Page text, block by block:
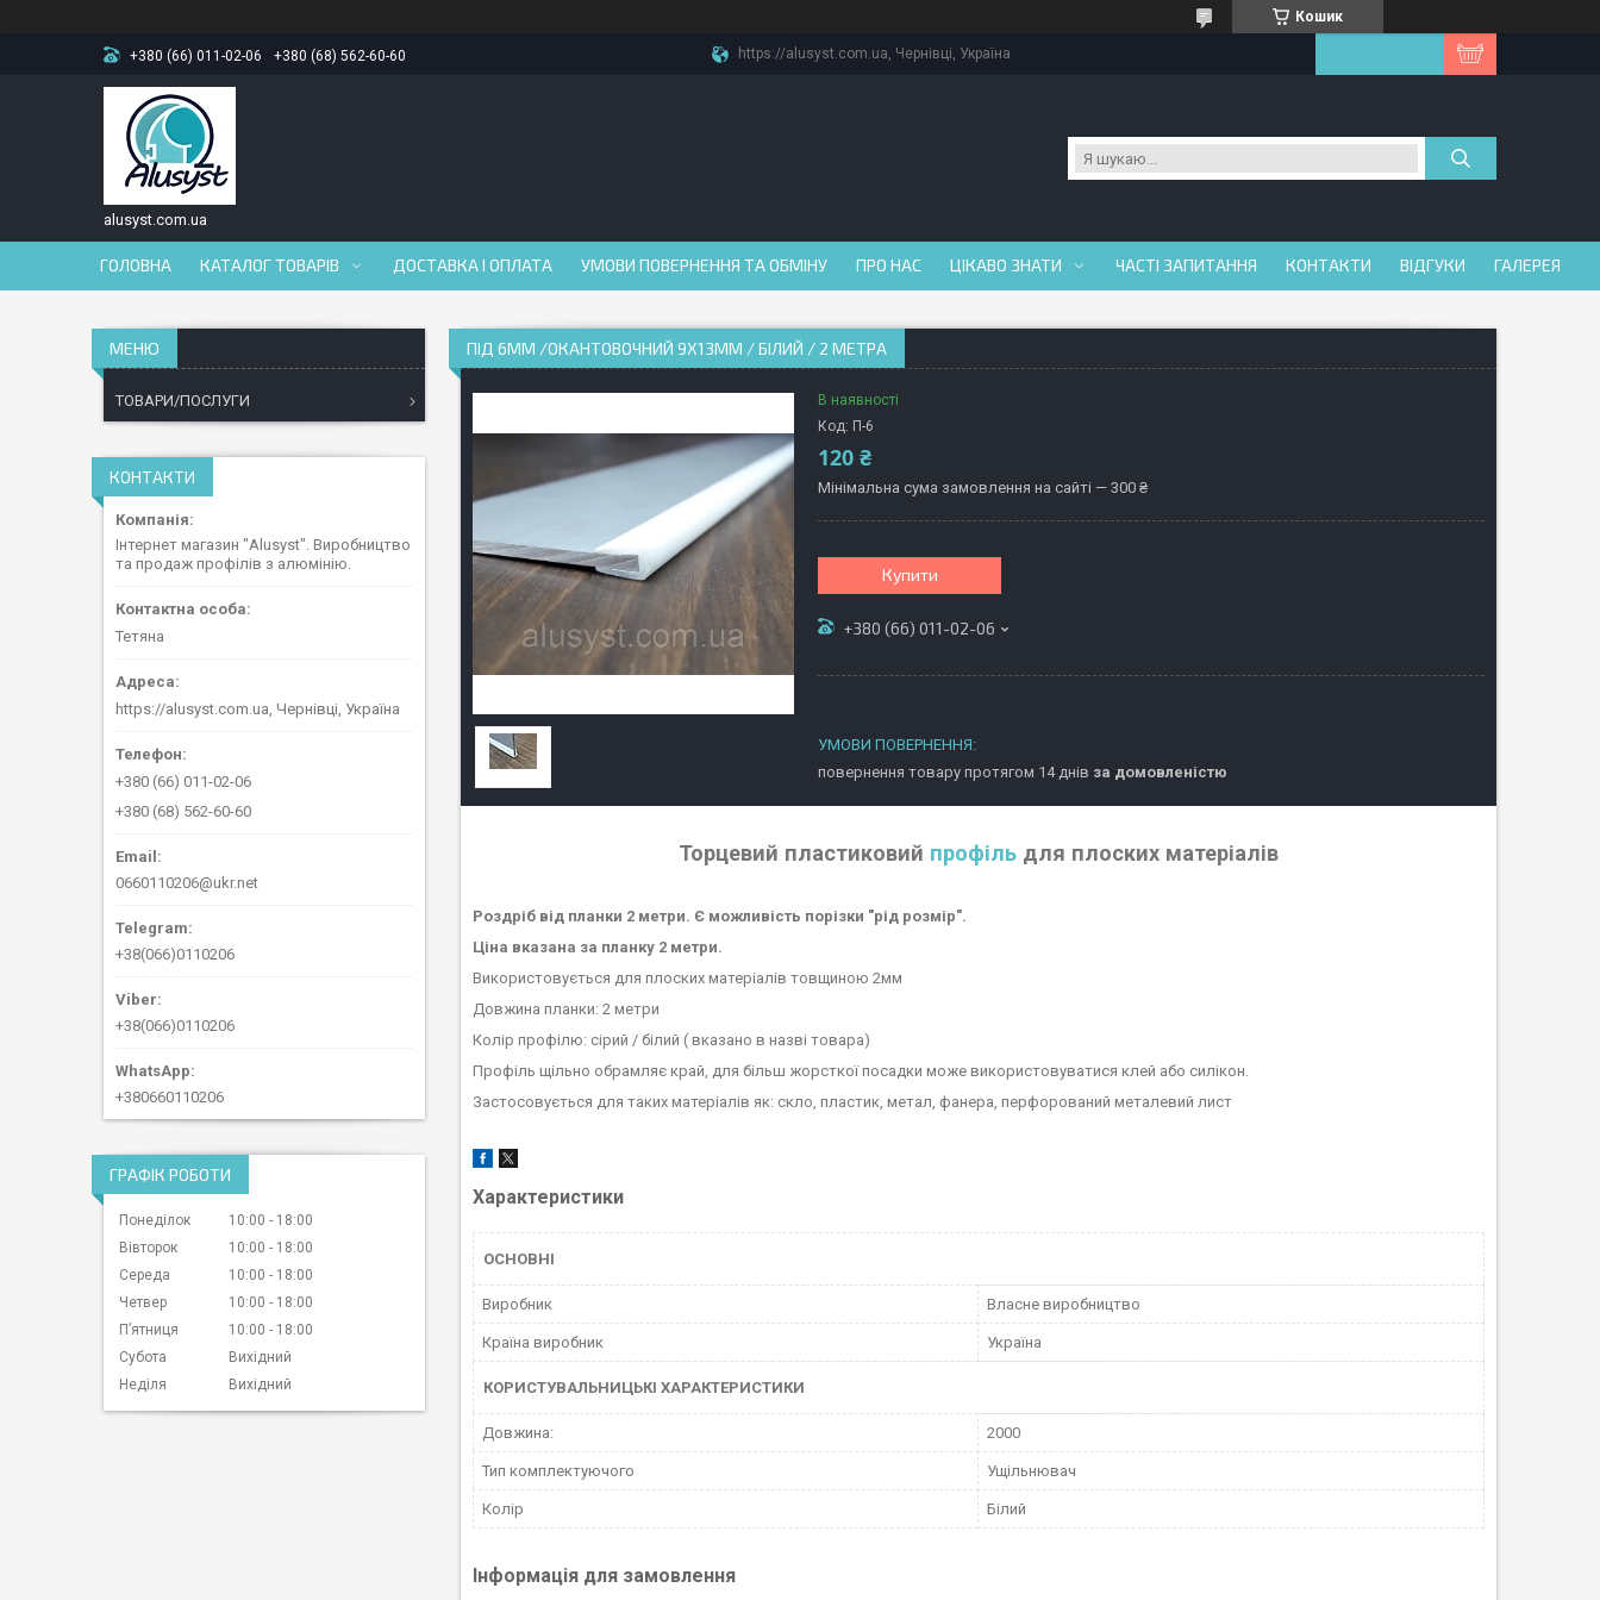
Кошик
+380 (66) 011-02-06 +380 (68) 562-60-60 https://alusyst.com.ua, Чернівці, Україна
alusyst.com.ua
ГОЛОВНА КАТАЛОГ ТОВАРІВ ДОСТАВКА І ОПЛАТА УМОВИ ПОВЕРНЕННЯ ТА ОБМІНУ ПРО НАС ЦІКАВО ЗНАТИ ЧАСТІ ЗАПИТАННЯ КОНТАКТИ ВІДГУКИ ГАЛЕРЕЯ
ПІД 6ММ /ОКАНТОВОЧНИЙ 9Х13ММ / БІЛИЙ / 2 МЕТРА
В наявності
Код: П-6
120 ₴
Мінімальна сума замовлення на сайті — 300 ₴
Купити
+380 (66) 011-02-06
повернення товару протягом 14 днів за домовленістю
Торцевий пластиковий профіль для плоских матеріалів
Роздріб від планки 2 метри. Є можливість порізки "рід розмір".
Ціна вказана за планку 2 метри.
Використовується для плоских матеріалів товщиною 2мм
Довжина планки: 2 метри
Колір профілю: сірий / білий ( вказано в назві товара)
Профіль щільно обрамляє край, для більш жорсткої посадки може використовуватися клей або силікон.
Застосовується для таких матеріалів як: скло, пластик, метал, фанера, перфорований металевий лист
Характеристики
ОСНОВНІ
Виробник Власне виробництво
Країна виробник Україна
КОРИСТУВАЛЬНИЦЬКІ ХАРАКТЕРИСТИКИ
Довжина: 2000
Тип комплектуючого Ущільнювач
Колір Білий
Інформація для замовлення
ТОВАРИ/ПОСЛУГИ
КОНТАКТИ
Інтернет магазин "Alusyst". Виробництво
та продаж профілів з алюмінію.
Тетяна
https://alusyst.com.ua, Чернівці, Україна
+380 (66) 011-02-06
+380 (68) 562-60-60
0660110206@ukr.net
+38(066)0110206
+38(066)0110206
+380660110206
ГРАФІК РОБОТИ
Понеділок 10:00
18:00
Вівторок
10:00
18:00
Середа
10:00
18:00
Четвер
10:00
18:00
Пʼятниця
10:00
18:00
Субота
Вихідний
Неділя
Вихідний